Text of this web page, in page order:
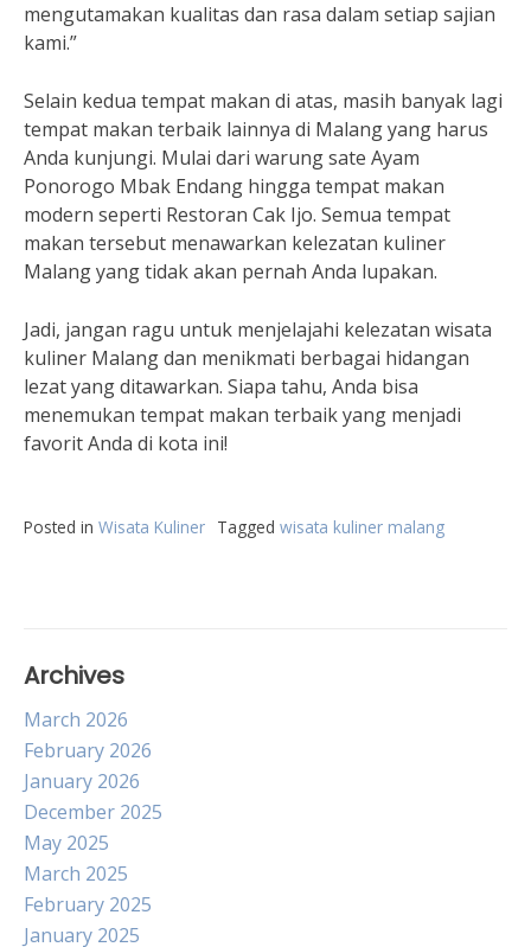
mengutamakan kualitas dan rasa dalam setiap sajian
kami.”
Selain kedua tempat makan di atas, masih banyak lagi
tempat makan terbaik lainnya di Malang yang harus
Anda kunjungi. Mulai dari warung sate Ayam
Ponorogo Mbak Endang hingga tempat makan
modern seperti Restoran Cak Ijo. Semua tempat
makan tersebut menawarkan kelezatan kuliner
Malang yang tidak akan pernah Anda lupakan.
Jadi, jangan ragu untuk menjelajahi kelezatan wisata
kuliner Malang dan menikmati berbagai hidangan
lezat yang ditawarkan. Siapa tahu, Anda bisa
menemukan tempat makan terbaik yang menjadi
favorit Anda di kota ini!
Posted in Wisata Kuliner Tagged wisata kuliner malang
Archives
March 2026
February 2026
January 2026
December 2025
May 2025
March 2025
February 2025
January 2025